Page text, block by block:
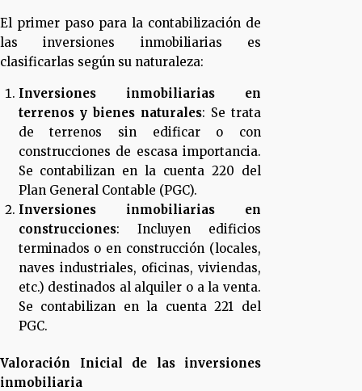
El primer paso para la contabilización de
las inversiones inmobiliarias es
clasificarlas según su naturaleza:
Inversiones inmobiliarias en
terrenos y bienes naturales: Se trata
de terrenos sin edificar o con
construcciones de escasa importancia.
Se contabilizan en la cuenta 220 del
Plan General Contable (PGC).
Inversiones inmobiliarias en
construcciones: Incluyen edificios
terminados o en construcción (locales,
naves industriales, oficinas, viviendas,
etc.) destinados al alquiler o a la venta.
Se contabilizan en la cuenta 221 del
PGC.
Valoración Inicial de las inversiones
inmobiliaria